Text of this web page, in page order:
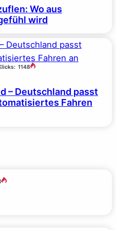
Wo aus
wird
1148
– Deutschland passt
Fahren